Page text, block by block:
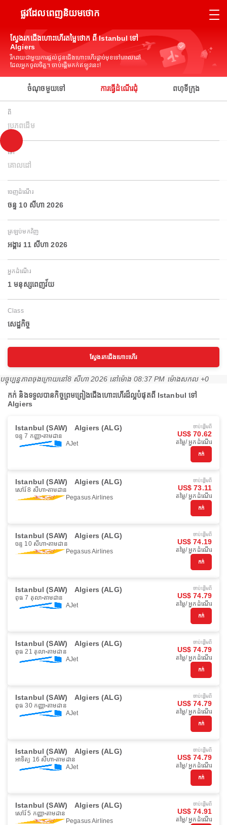
ផ្លូវដែលពេញនិយមថោក
ស្វែងរកជើងហោះហើរតម្លៃថោក ពី Istanbul ទៅ
Algiers
រីករាយជាមួយការផ្តល់ជូនជើងហោះហើរផ្តាច់មុខទៅគោលដៅ
ដែលអ្នកចូលចិត្ត។ ចាប់ផ្តើមកក់ឥឡូវនេះ!
ចំណុចមួយទៅ ការធ្វើដំណើរជុំ ពហុទីក្រុង
ពី
ប្រភពដើម
ទៅ
គោលដៅ
ចេញដំណើរ
ចន្ទ 10 សីហា 2026
ត្រឡប់មកវិញ
អង្គារ 11 សីហា 2026
អ្នកដំណើរ
1 មនុស្សពេញវ័យ
Class
សេដ្ឋកិច្ច
ស្វែងរកជើងហោះហើរ
បច្ចុប្បន្នភាពចុងក្រោយនៅ8 សីហា 2026 នៅ​ម៉ោង 08:37 PM ម៉ោង​សកល +0
កក់ និងទទួលបានកិច្ចព្រមព្រៀងជើងហោះហើរដ៏ល្អបំផុតពី Istanbul ទៅ
Algiers
Istanbul (SAW) Algiers (ALG)
ចន្ទ 7 កញ្ញា តាមដាន
AJet
ចាប់ផ្ដើមពី
US$ 70.62
តម្លៃ/ អ្នកដំណើរ
កក់
Istanbul (SAW) Algiers (ALG)
សៅរ៍ 8 សីហា តាមដាន
Pegasus Airlines
ចាប់ផ្ដើមពី
US$ 73.11
តម្លៃ/ អ្នកដំណើរ
កក់
Istanbul (SAW) Algiers (ALG)
ចន្ទ 10 សីហា តាមដាន
Pegasus Airlines
ចាប់ផ្ដើមពី
US$ 74.19
តម្លៃ/ អ្នកដំណើរ
កក់
Istanbul (SAW) Algiers (ALG)
ពុធ 7 តុលា តាមដាន
AJet
ចាប់ផ្ដើមពី
US$ 74.79
តម្លៃ/ អ្នកដំណើរ
កក់
Istanbul (SAW) Algiers (ALG)
ពុធ 21 តុលា តាមដាន
AJet
ចាប់ផ្ដើមពី
US$ 74.79
តម្លៃ/ អ្នកដំណើរ
កក់
Istanbul (SAW) Algiers (ALG)
ពុធ 30 កញ្ញា តាមដាន
AJet
ចាប់ផ្ដើមពី
US$ 74.79
តម្លៃ/ អ្នកដំណើរ
កក់
Istanbul (SAW) Algiers (ALG)
អាទិត្យ 16 សីហា តាមដាន
AJet
ចាប់ផ្ដើមពី
US$ 74.79
តម្លៃ/ អ្នកដំណើរ
កក់
Istanbul (SAW) Algiers (ALG)
សៅរ៍ 5 កញ្ញា តាមដាន
Pegasus Airlines
ចាប់ផ្ដើមពី
US$ 74.91
តម្លៃ/ អ្នកដំណើរ